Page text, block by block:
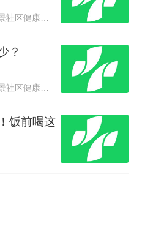
肖杰生 深圳市罗湖医院集团怡景社区健康服务中心
？
肖杰生 深圳市罗湖医院集团怡景社区健康服务中心
饭前喝这